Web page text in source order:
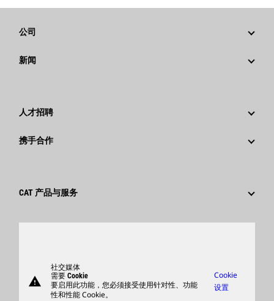
公司
战略
行为准则
创新
新闻
人才招聘
为什么选择卡特彼勒？
携手合作
供应商
CAT 产品与服务
商品warning
社交媒体
需要 Cookie
要启用此功能，您必须接受使用针对性、功能
性和性能 Cookie。
Cookie
设置